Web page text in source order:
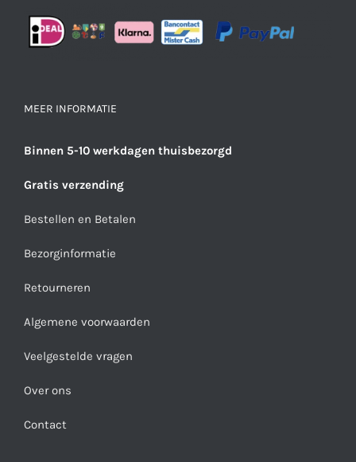
MEER INFORMATIE
Binnen 5-10 werkdagen thuisbezorgd
Gratis verzending
Bestellen en Betalen
Bezorginformatie
Retourneren
Algemene voorwaarden
Veelgestelde vragen
Over ons
Contact